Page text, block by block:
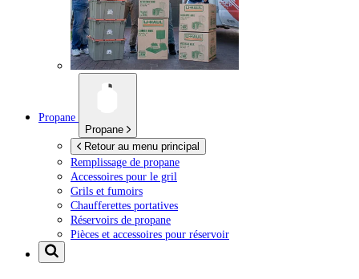
Propane
Propane
Retour au menu principal
Remplissage de propane
Accessoires pour le gril
Grils et fumoirs
Chaufferettes portatives
Réservoirs de propane
Pièces et accessoires pour réservoir